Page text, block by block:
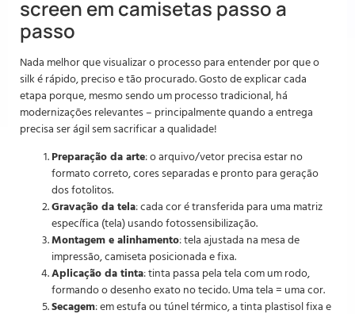
screen em camisetas passo a
passo
Nada melhor que visualizar o processo para entender por que o
silk é rápido, preciso e tão procurado. Gosto de explicar cada
etapa porque, mesmo sendo um processo tradicional, há
modernizações relevantes – principalmente quando a entrega
precisa ser ágil sem sacrificar a qualidade!
Preparação da arte: o arquivo/vetor precisa estar no
formato correto, cores separadas e pronto para geração
dos fotolitos.
Gravação da tela: cada cor é transferida para uma matriz
específica (tela) usando fotossensibilização.
Montagem e alinhamento: tela ajustada na mesa de
impressão, camiseta posicionada e fixa.
Aplicação da tinta: tinta passa pela tela com um rodo,
formando o desenho exato no tecido. Uma tela = uma cor.
Secagem: em estufa ou túnel térmico, a tinta plastisol fixa e